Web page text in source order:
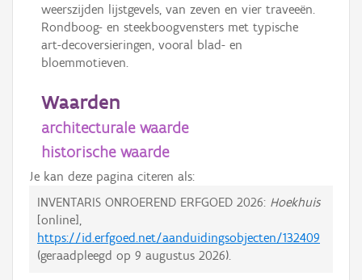
weerszijden lijstgevels, van zeven en vier traveeën.
Rondboog- en steekboogvensters met typische
art-decoversieringen, vooral blad- en
bloemmotieven.
Waarden
architecturale waarde
historische waarde
Je kan deze pagina citeren als:
INVENTARIS ONROEREND ERFGOED 2026: Hoekhuis
[online],
https://id.erfgoed.net/aanduidingsobjecten/132409
(geraadpleegd op 9 augustus 2026).